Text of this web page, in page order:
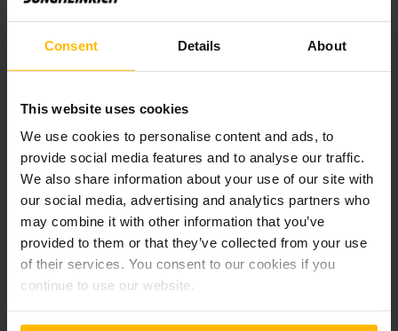
Consent Details About
This website uses cookies
We use cookies to personalise content and ads, to
provide social media features and to analyse our traffic.
We also share information about your use of our site with
our social media, advertising and analytics partners who
may combine it with other information that you’ve
provided to them or that they’ve collected from your use
of their services. You consent to our cookies if you
continue to use our website.
Vymazali ste to náhodou? V prípade, že si neželáte, aby bol
ho v priebehu nasledujúcich 30 dní obnoviť.
servicedesk@jungheinrich.com
Newsletter
PRIHLÁSIŤ SA
TERAZ
Sociálne siete